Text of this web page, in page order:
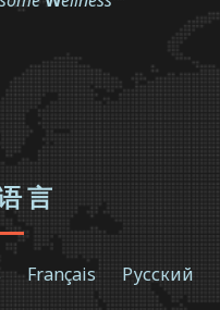
言
Français Русский